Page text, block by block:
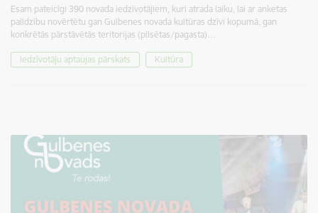
Esam pateicīgi 390 novada iedzīvotājiem, kuri atrada laiku, lai ar anketas
palīdzību novērtētu gan Gulbenes novada kultūras dzīvi kopumā, gan
konkrētās pārstāvētās teritorijas (pilsētas/pagasta)…
Iedzīvotāju aptaujas pārskats Kultūra